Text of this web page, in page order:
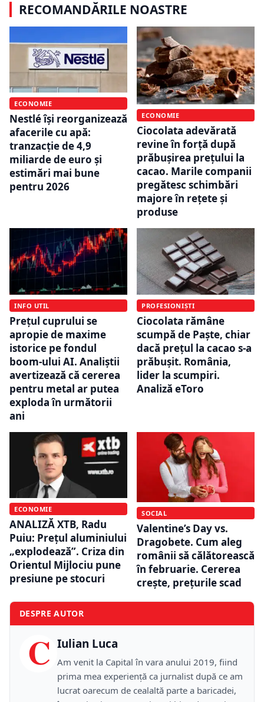
RECOMANDĂRILE NOASTRE
ECONOMIE
Nestlé își reorganizează
afacerile cu apă:
tranzacție de 4,9
miliarde de euro și
estimări mai bune
pentru 2026
ECONOMIE
Ciocolata adevărată
revine în forță după
prăbușirea prețului la
cacao. Marile companii
pregătesc schimbări
majore în rețete și
produse
INFO UTIL
Prețul cuprului se
apropie de maxime
istorice pe fondul
boom-ului AI. Analiștii
avertizează că cererea
pentru metal ar putea
exploda în următorii
ani
PROFESIONIȘTI
Ciocolata rămâne
scumpă de Paște, chiar
dacă prețul la cacao s-a
prăbușit. România,
lider la scumpiri.
Analiză eToro
ECONOMIE
ANALIZĂ XTB, Radu
Puiu: Prețul aluminiului
„explodează”. Criza din
Orientul Mijlociu pune
presiune pe stocuri
SOCIAL
Valentine’s Day vs.
Dragobete. Cum aleg
românii să călătorească
în februarie. Cererea
crește, prețurile scad
DESPRE AUTOR
C Iulian Luca
Am venit la Capital în vara anului 2019, fiind
prima mea experiență ca jurnalist după ce am
lucrat oarecum de cealaltă parte a baricadei,